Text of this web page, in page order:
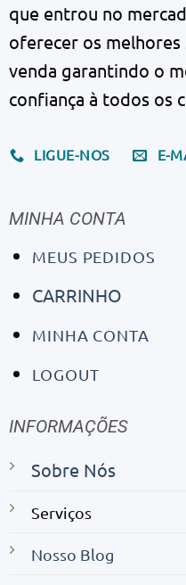
que entrou no
oferecer os melhores
venda garantindo o
confiança à todos os
LIGUE-NOS E-
MINHA CONTA
MEUS PEDIDOS
CARRINHO
MINHA CONTA
LOGOUT
INFORMAÇÕES
Sobre Nós
Serviços
Nosso Blog